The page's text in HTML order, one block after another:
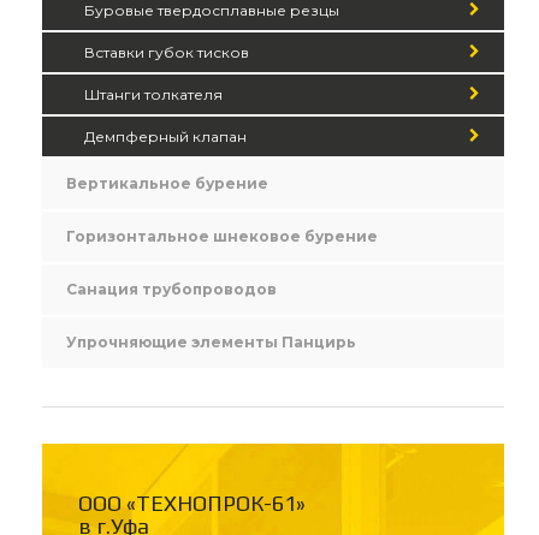
Буровые твердосплавные резцы
Вставки губок тисков
Штанги толкателя
Демпферный клапан
Вертикальное бурение
Горизонтальное шнековое бурение
Санация трубопроводов
Упрочняющие элементы Панцирь
ООО «ТЕХНОПРОК-61»
в г.Уфа